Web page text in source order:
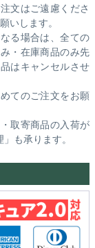
文はご遠慮くださ
いします。
る場合は、全ての
・在庫商品のみ先
はキャンセルさせ
てのご注文をお願
取寄商品の入荷が
も承ります。